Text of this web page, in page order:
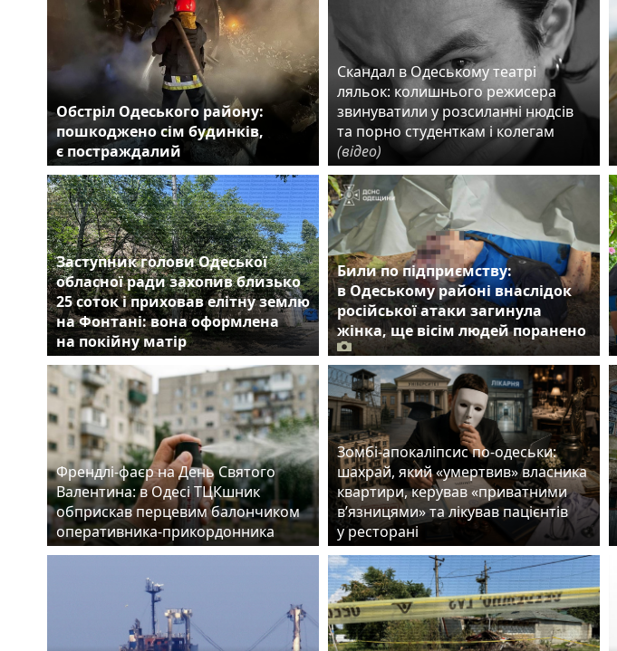
Обстріл Одеського району:
пошкоджено сім будинків,
є постраждалий
Скандал в Одеському театрі
ляльок: колишнього режисера
звинуватили у розсиланні нюдсів
та порно студенткам і колегам
(відео)
Заступник голови Одеської
обласної ради захопив близько
25 соток і приховав елітну землю
на Фонтані: вона оформлена
на покійну матір
Били по підприємству:
в Одеському районі внаслідок
російської атаки загинула
жінка, ще вісім людей поранено
Френдлі-фаєр на День Святого
Валентина: в Одесі ТЦКшник
обприскав перцевим балончиком
оперативника-прикордонника
Зомбі-апокаліпсис по-одеськи:
шахрай, який «умертвив» власника
квартири, керував «приватними
в’язницями» та лікував пацієнтів
у ресторані